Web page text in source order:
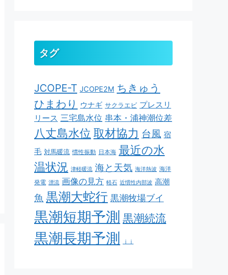
タグ
JCOPE-T JCOPE2M ちきゅう
ひまわり
ウナギ サクラエビ プレスリ
リース 三宅島水位 串本・浦神潮位差
八丈島水位 取材協力 台風 宿
毛 対馬暖流 慣性振動 日本海 最近の水
温状況 津軽暖流 海と天気 海洋熱波 海洋
発電 漂流 画像の見方 軽石 近慣性内部波 高潮
魚 黒潮大蛇行 黒潮牧場ブイ
黒潮短期予測 黒潮続流
黒潮長期予測 ｊｊ